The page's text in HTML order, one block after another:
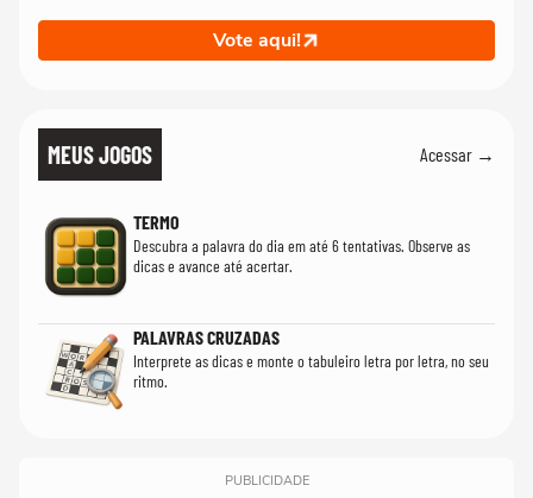
Vote aqui!
MEUS JOGOS Acessar →
TERMO
Descubra a palavra do dia em até 6 tentativas. Observe as
dicas e avance até acertar.
PALAVRAS CRUZADAS
Interprete as dicas e monte o tabuleiro letra por letra, no seu
ritmo.
PUBLICIDADE